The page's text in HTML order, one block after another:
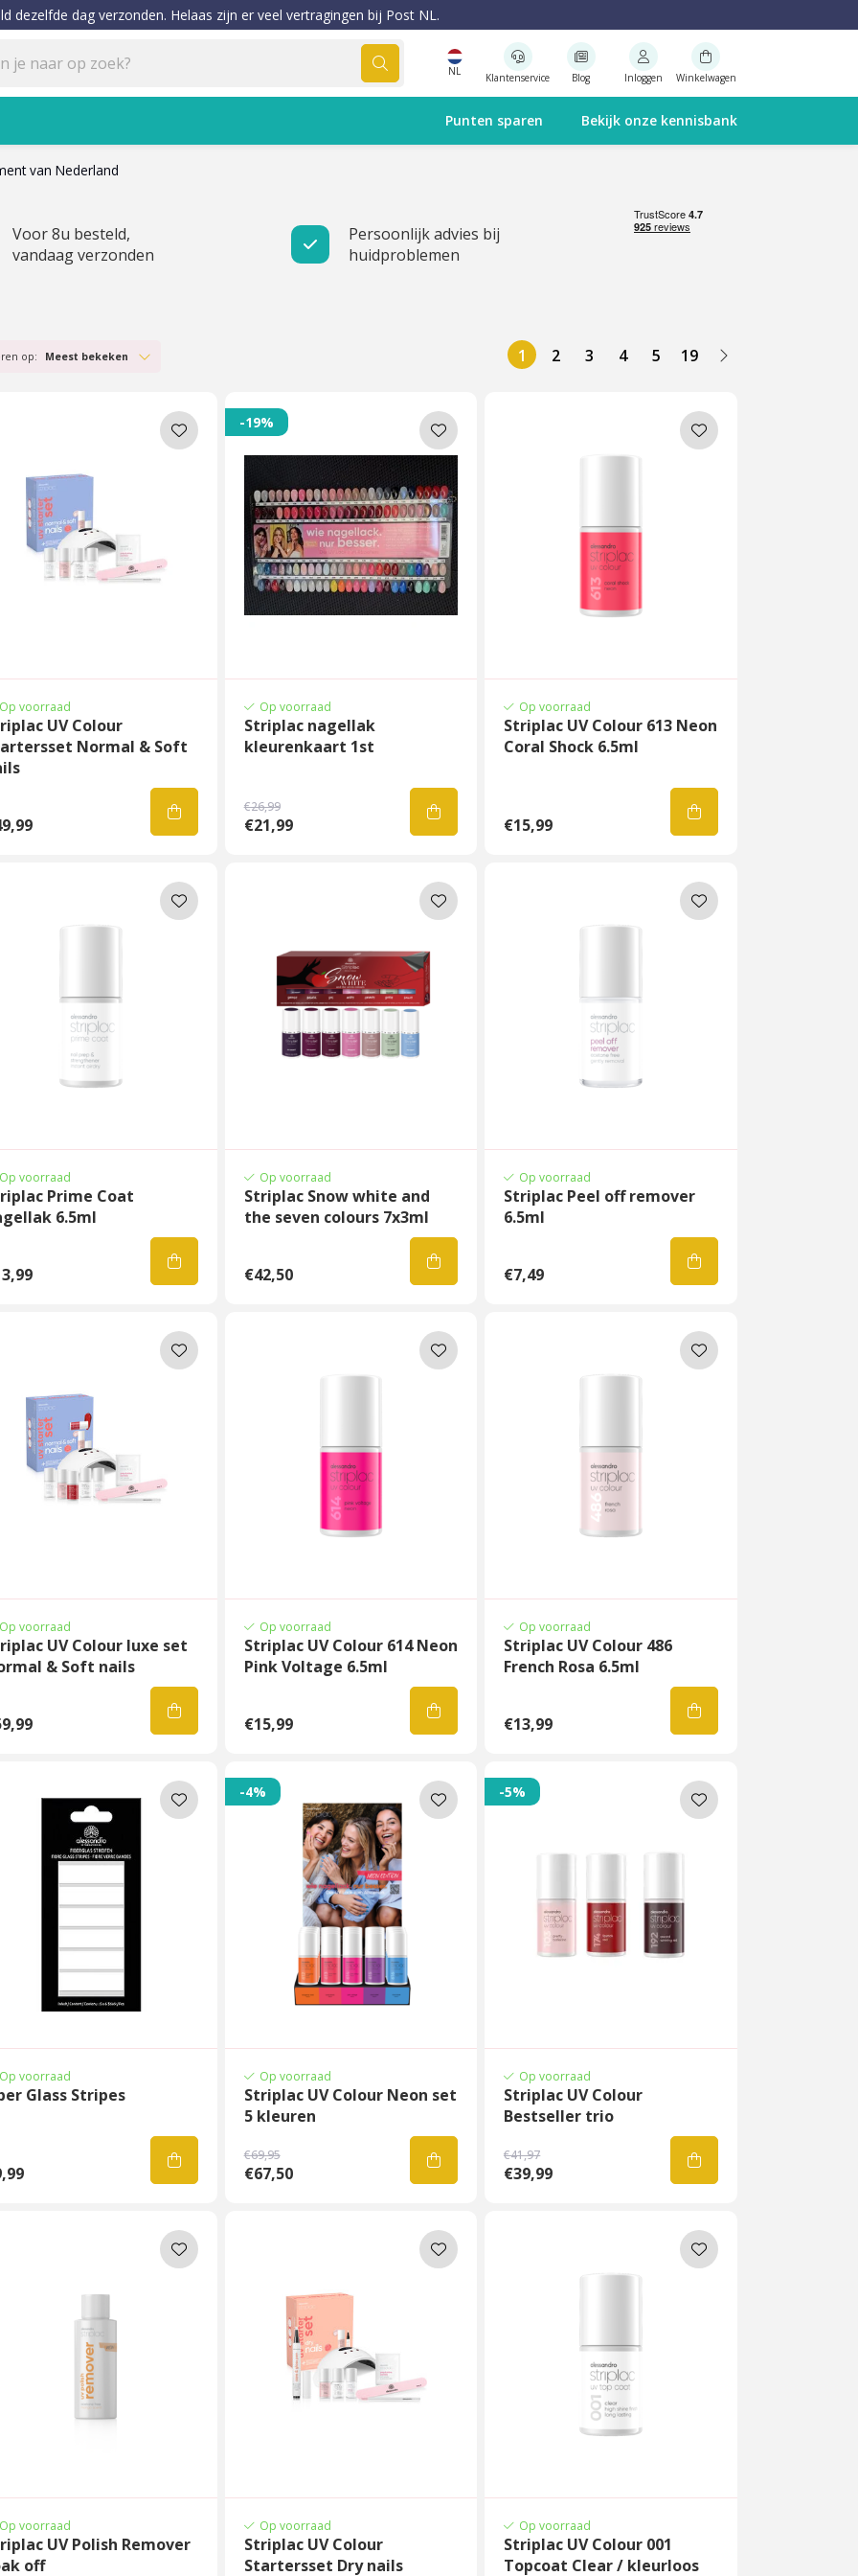
dezelfde dag verzonden. Helaas zijn er veel vertragingen bij Post NL.
NL Klantenservice Blog Inloggen Winkelwagen
Punten sparen Bekijk onze kennisbank
van Nederland
Voor 8u besteld,
vandaag verzonden
Persoonlijk advies bij
huidproblemen
op: Meest bekeken 1 2 3 4 5 19
Op voorraad
UV Colour
Normal & Soft
-19%
Op voorraad
Striplac nagellak
kleurenkaart 1st
€26,99
€21,99
Op voorraad
Striplac UV Colour 613 Neon
Coral Shock 6.5ml
€15,99
Op voorraad
Prime Coat
6.5ml
Op voorraad
Striplac Snow white and
the seven colours 7x3ml
€42,50
Op voorraad
Striplac Peel off remover
6.5ml
€7,49
Op voorraad
UV Colour luxe set
& Soft nails
Op voorraad
Striplac UV Colour 614 Neon
Pink Voltage 6.5ml
€15,99
Op voorraad
Striplac UV Colour 486
French Rosa 6.5ml
€13,99
Op voorraad
Glass Stripes
-4%
Op voorraad
Striplac UV Colour Neon set
5 kleuren
€69,95
€67,50
-5%
Op voorraad
Striplac UV Colour
Bestseller trio
€41,97
€39,99
Op voorraad
UV Polish Remover
off
Op voorraad
Striplac UV Colour
Startersset Dry nails
Op voorraad
Striplac UV Colour 001
Topcoat Clear / kleurloos